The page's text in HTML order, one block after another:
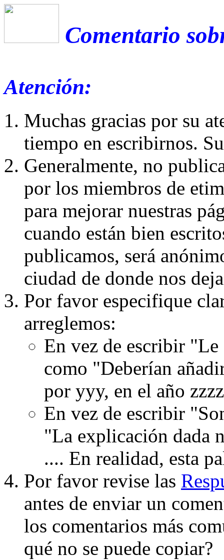
Comentario
Atención:
Muchas gracias por su
tiempo en escribirnos.
Generalmente, no
por los miembros de
para mejorar nuestras
cuando están bien
publicamos, será
ciudad de donde nos
Por favor especifique
arreglemos:
En vez de escribir
como "Deberían
por yyy, en el año
En vez de escribir
"La explicación dada
.... En realidad, esta
Por favor revise las
antes de enviar un
los comentarios más
qué no se puede copiar?